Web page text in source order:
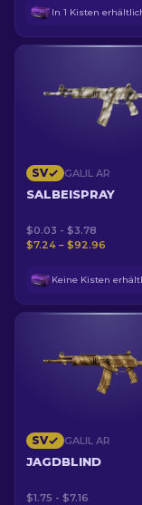
In 1 Kisten
SV GALIL AR
SALBEISPRAY
$0.03 - $3.78
$7.24 – $92.96
Keine Kisten
SV GALIL AR
JAGDBLIND
$1.75 - $7.16